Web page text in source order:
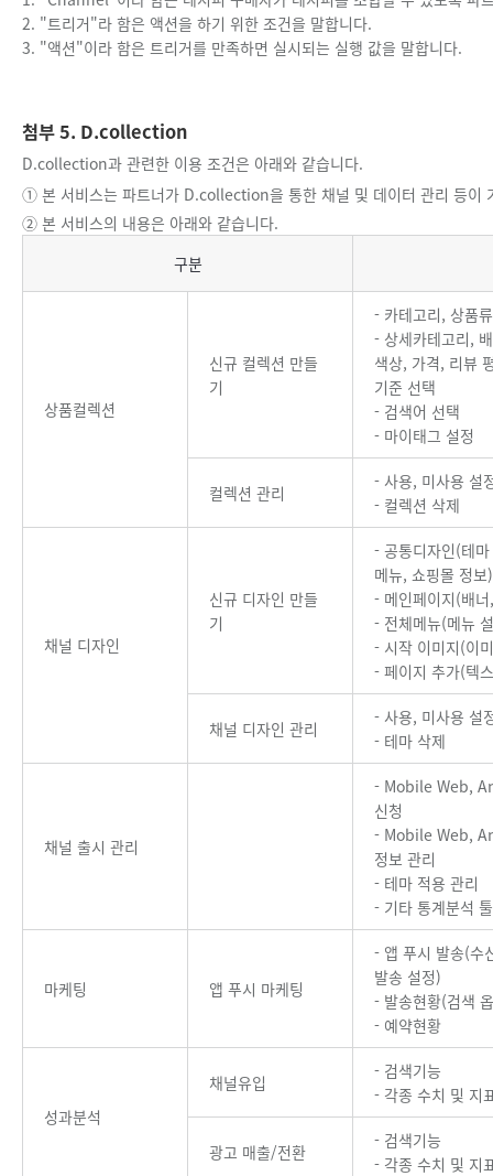
2. "트리거"라 함은 액션을 하기 위한 조건을 말합니다.
3. "액션"이라 함은 트리거를 만족하면 실시되는 실행 값을 말합니다.
첨부 5. D.collection
D.collection과 관련한 이용 조건은 아래와 같습니다.
① 본 서비스는 파트너가 D.collection을 통한 채널 및 데이터 관리 등이
② 본 서비스의 내용은 아래와 같습니다.
구분
상품컬렉션
신규 컬렉션 만들
기
- 카테고리, 상품
- 상세카테고리,
색상, 가격, 리뷰
기준 선택
- 검색어 선택
- 마이태그 설정
컬렉션 관리
- 사용, 미사용 설
- 컬렉션 삭제
채널 디자인
신규 디자인 만들
기
- 공통디자인(테
메뉴, 쇼핑몰 정보)
- 메인페이지(배
- 전체메뉴(메뉴
- 시작 이미지(이
- 페이지 추가(텍
채널 디자인 관리
- 사용, 미사용 설
- 테마 삭제
채널 출시 관리
- Mobile Web,
신청
- Mobile Web,
정보 관리
- 테마 적용 관리
- 기타 통계분석
마케팅 앱 푸시 마케팅
- 앱 푸시 발송(수
발송 설정)
- 발송현황(검색
- 예약현황
성과분석
채널유입
- 검색기능
- 각종 수치 및 지
광고 매출/전환
- 검색기능
- 각종 수치 및 지